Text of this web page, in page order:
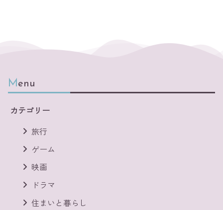
Menu
カテゴリー
旅行
ゲーム
映画
ドラマ
住まいと暮らし